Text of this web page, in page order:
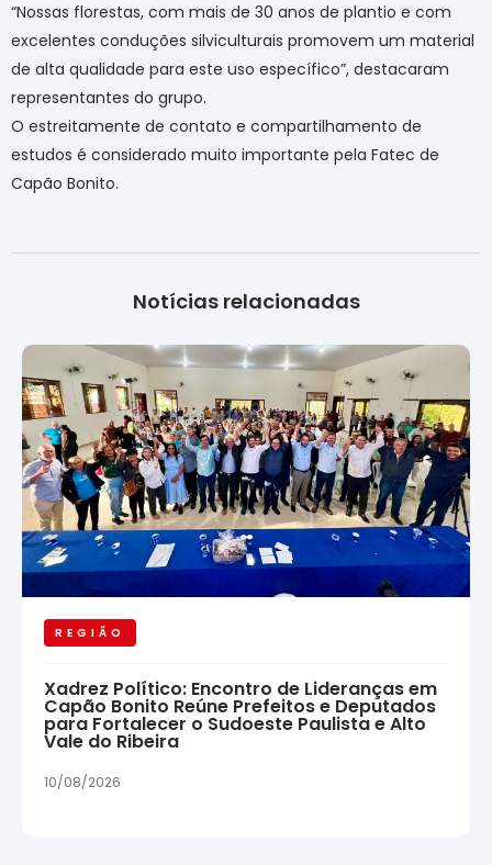
“Nossas florestas, com mais de 30 anos de plantio e com
excelentes conduções silviculturais promovem um material
de alta qualidade para este uso específico”, destacaram
representantes do grupo.
O estreitamente de contato e compartilhamento de
estudos é considerado muito importante pela Fatec de
Capão Bonito.
Notícias relacionadas
REGIÃO
Xadrez Político: Encontro de Lideranças em
Capão Bonito Reúne Prefeitos e Deputados
para Fortalecer o Sudoeste Paulista e Alto
Vale do Ribeira
10/08/2026